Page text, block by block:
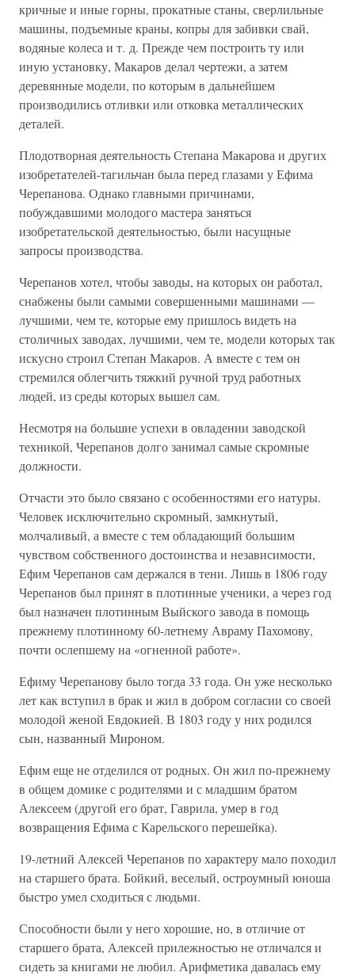
кричные и иные горны, прокатные станы, сверлильные
машины, подъемные краны, копры для забивки свай,
водяные колеса и т. д. Прежде чем построить ту или
иную установку, Макаров делал чертежи, а затем
деревянные модели, по которым в дальнейшем
производились отливки или отковка металлических
деталей.
Плодотворная деятельность Степана Макарова и других
изобретателей-тагильчан была перед глазами у Ефима
Черепанова. Однако главными причинами,
побуждавшими молодого мастера заняться
изобретательской деятельностью, были насущные
запросы производства.
Черепанов хотел, чтобы заводы, на которых он работал,
снабжены были самыми совершенными машинами —
лучшими, чем те, которые ему пришлось видеть на
столичных заводах, лучшими, чем те, модели которых так
искусно строил Степан Макаров. А вместе с тем он
стремился облегчить тяжкий ручной труд работных
людей, из среды которых вышел сам.
Несмотря на большие успехи в овладении заводской
техникой, Черепанов долго занимал самые скромные
должности.
Отчасти это было связано с особенностями его натуры.
Человек исключительно скромный, замкнутый,
молчаливый, а вместе с тем обладающий большим
чувством собственного достоинства и независимости,
Ефим Черепанов сам держался в тени. Лишь в 1806 году
Черепанов был принят в плотинные ученики, а через год
был назначен плотинным Выйского завода в помощь
прежнему плотинному 60-летнему Авраму Пахомову,
почти ослепшему на «огненной работе».
Ефиму Черепанову было тогда 33 года. Он уже несколько
лет как вступил в брак и жил в добром согласии со своей
молодой женой Евдокией. В 1803 году у них родился
сын, названный Мироном.
Ефим еще не отделился от родных. Он жил по-прежнему
в общем домике с родителями и с младшим братом
Алексеем (другой его брат, Гаврила, умер в год
возвращения Ефима с Карельского перешейка).
19-летний Алексей Черепанов по характеру мало походил
на старшего брата. Бойкий, веселый, остроумный юноша
быстро умел сходиться с людьми.
Способности были у него хорошие, но, в отличие от
старшего брата, Алексей прилежностью не отличался и
сидеть за книгами не любил. Арифметика давалась ему